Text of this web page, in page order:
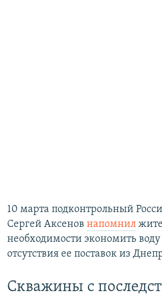
10 марта подконтрольный
Сергей Аксенов напомнил
необходимости экономить воду
отсутствия ее поставок из
Скважины с